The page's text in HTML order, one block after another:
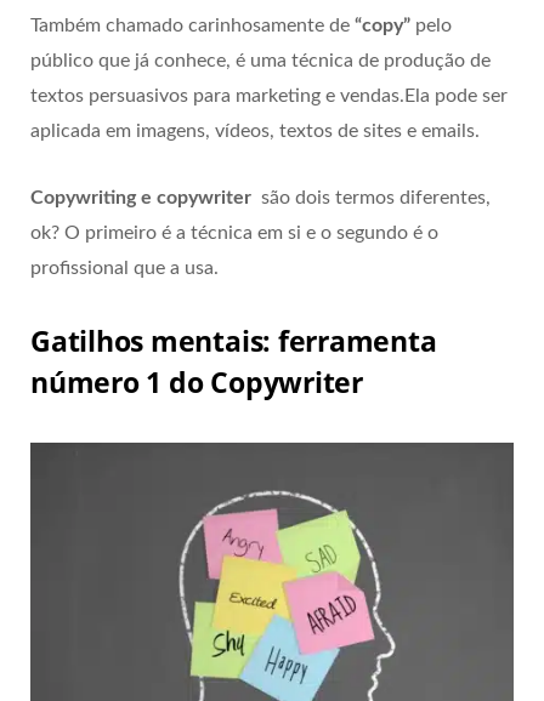
Também chamado carinhosamente de “copy” pelo
público que já conhece, é uma técnica de produção de
textos persuasivos para marketing e vendas.Ela pode ser
aplicada em imagens, vídeos, textos de sites e emails.
Copywriting e copywriter são dois termos diferentes,
ok? O primeiro é a técnica em si e o segundo é o
profissional que a usa.
Gatilhos mentais: ferramenta
número 1 do Copywriter